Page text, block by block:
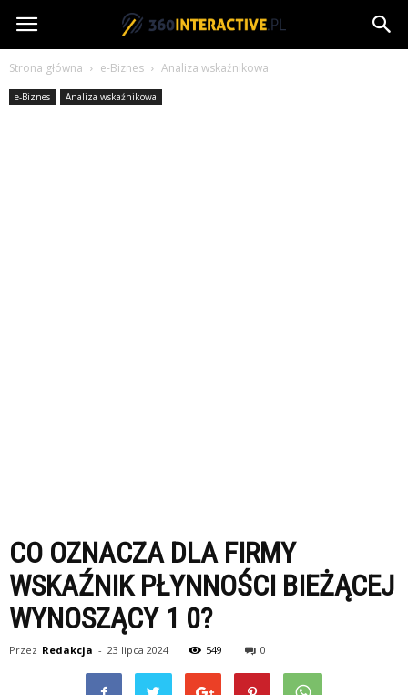
360interactive.pl
Strona główna e-Biznes Analiza wskaźnikowa
e-Biznes Analiza wskaźnikowa
CO OZNACZA DLA FIRMY
WSKAŹNIK PŁYNNOŚCI BIEŻĄCEJ
WYNOSZĄCY 1 0?
Przez Redakcja - 23 lipca 2024 549 0